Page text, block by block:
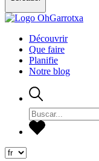
Découvrir
Que faire
Planifie
Notre blog